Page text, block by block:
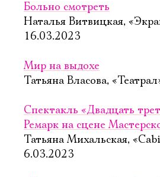
Больно смотреть
Наталья Витвицкая,
16.03.2023
Мир на выдохе
Татьяна Власова,
Спектакль «Двадцать
Ремарк на сцене
Татьяна Михальская,
6.03.2023
Ознакомиться